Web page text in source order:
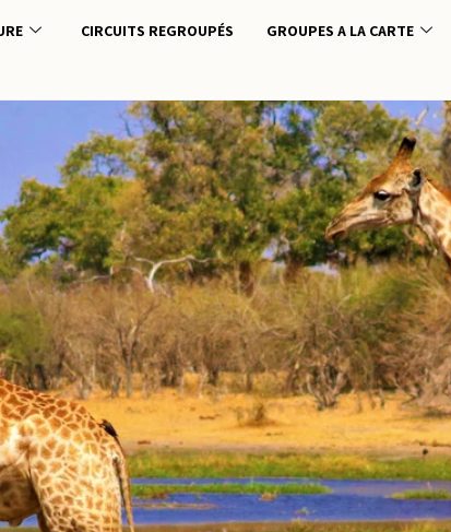
CIRCUITS REGROUPÉS GROUPES A LA CARTE